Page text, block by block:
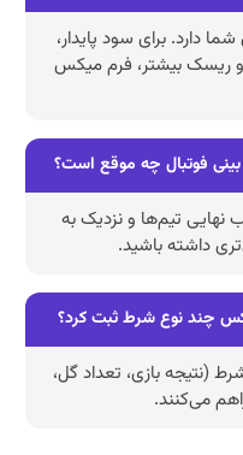
دارد. برای سود پایدار،
و ریسک بیشتر، فرم میکس
فوتبال چه موقع است؟
نهایی تیم‌ها و نزدیک به
داشته باشید.
چند نوع شرط ثبت کرد؟
(نتیجه بازی، تعداد گل،
می‌کنند.